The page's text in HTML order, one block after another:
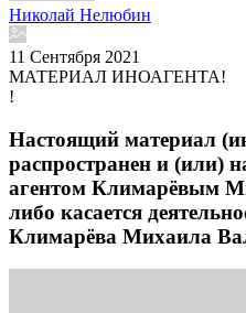
Николай Нелюбин
11 Сентября 2021
МАТЕРИАЛ ИНОАГЕНТА!
!
Настоящий материал
распространен и (или)
агентом Климарёвым
либо касается
Климарёва Михаила